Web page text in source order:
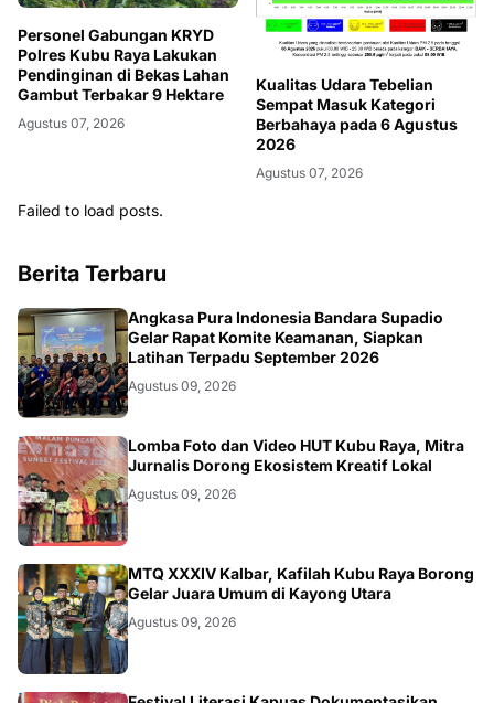
Personel Gabungan KRYD
Polres Kubu Raya Lakukan
Pendinginan di Bekas Lahan
Gambut Terbakar 9 Hektare
Agustus 07, 2026
Kualitas Udara Tebelian
Sempat Masuk Kategori
Berbahaya pada 6 Agustus
2026
Agustus 07, 2026
Failed to load posts.
Berita Terbaru
KALBAR
Angkasa Pura Indonesia Bandara Supadio
Gelar Rapat Komite Keamanan, Siapkan
Latihan Terpadu September 2026
Agustus 09, 2026
DAERAH
Lomba Foto dan Video HUT Kubu Raya, Mitra
Jurnalis Dorong Ekosistem Kreatif Lokal
Agustus 09, 2026
KALBAR
MTQ XXXIV Kalbar, Kafilah Kubu Raya Borong
Gelar Juara Umum di Kayong Utara
Agustus 09, 2026